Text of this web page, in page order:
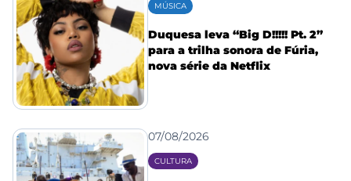
MÚSICA
Duquesa leva “Big D!!!!! Pt. 2”
para a trilha sonora de Fúria,
nova série da Netflix
07/08/2026
CULTURA